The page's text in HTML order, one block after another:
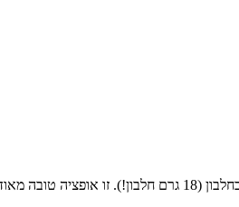
ערב מהירה.